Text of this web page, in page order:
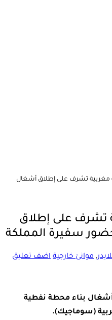
مغربية تشرف على إطلاق أشغال
تشرف على إطلاق
سفيرة المملكة
, موانئ خارجية اضف تعليق
بناء محطة نفطية
(سوماجيك).